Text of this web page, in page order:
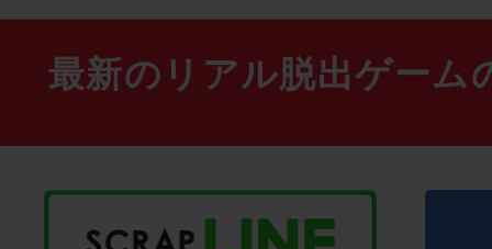
最新のリアル脱出ゲーム